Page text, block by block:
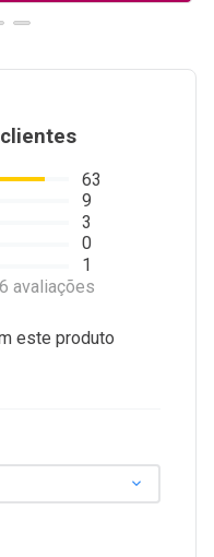
63
9
3
0
1
avaliações
este produto